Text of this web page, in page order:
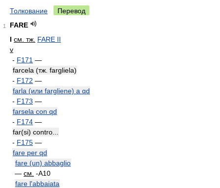
Толкование Перевод
1
FARE
I см. тж. FARE II
v
- F171 —
farcela (тж. fargliela)
- F172 —
farla (или fargliene) a qd
- F173 —
farsela con qd
- F174 —
far(si) contro...
- F175 —
fare per qd
fare (un) abbaglio
— см. -A10
fare l'abbaiata